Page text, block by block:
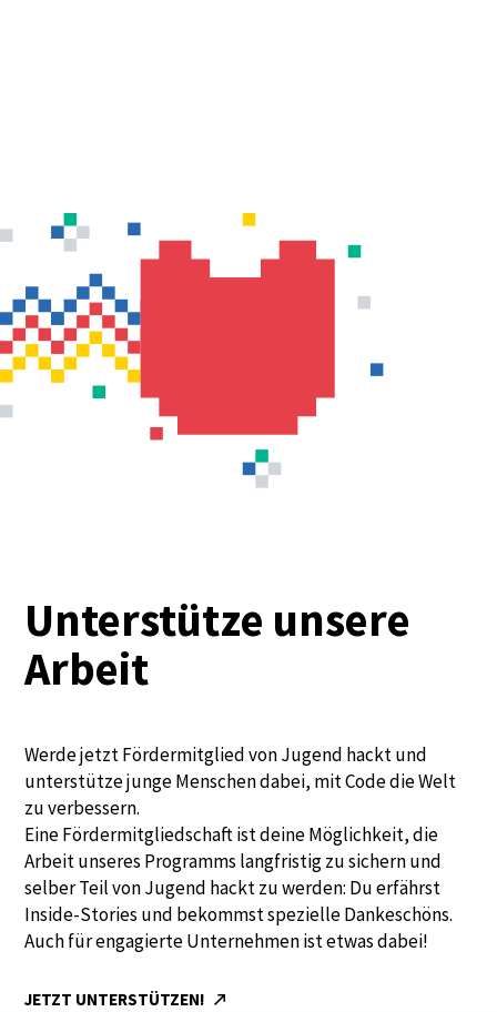
Unterstütze unsere
Arbeit
Werde jetzt Fördermitglied von Jugend hackt und
unterstütze junge Menschen dabei, mit Code die Welt
zu verbessern.
Eine Fördermitgliedschaft ist deine Möglichkeit, die
Arbeit unseres Programms langfristig zu sichern und
selber Teil von Jugend hackt zu werden: Du erfährst
Inside-Stories und bekommst spezielle Dankeschöns.
Auch für engagierte Unternehmen ist etwas dabei!
JETZT UNTERSTÜTZEN!